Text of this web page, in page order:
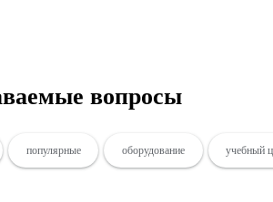
вопросы
популярные оборудование учебный